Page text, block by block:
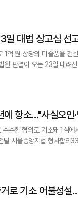
일 대법 상고심 선
1억 원 상당의 미술품을 건
진다. 15일 법조계에 따르면 대법원 3부(
의로 재판에 넘겨진 김 전
항소…"사실오인
수한 혐의로 기소돼 1심
항소장을 냈다. 윤 전 대통령 측은 항소
로 기소 어불성